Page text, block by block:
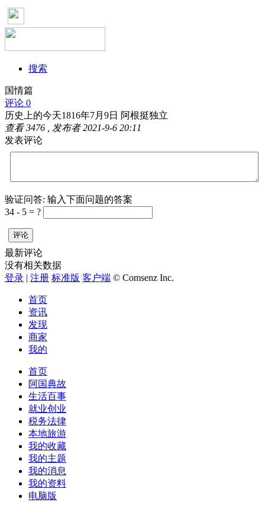
搜索
国情篇
评论 0
历史上的今天1816年7月9日 阿根挺独立
查看3476 , 发布者2021-9-6 20:11
发表评论
验证问答: 输入下面问题的答案
34 - 5 = ?
评论
最新评论
没有相关数据
登录 | 注册 标准版 客户端 © Comsenz Inc.
首页
资讯
发现
商家
我的
首页
阿国典故
生活百事
就业创业
税务法律
本地旅游
我的收藏
我的主题
我的消息
我的资料
电脑版